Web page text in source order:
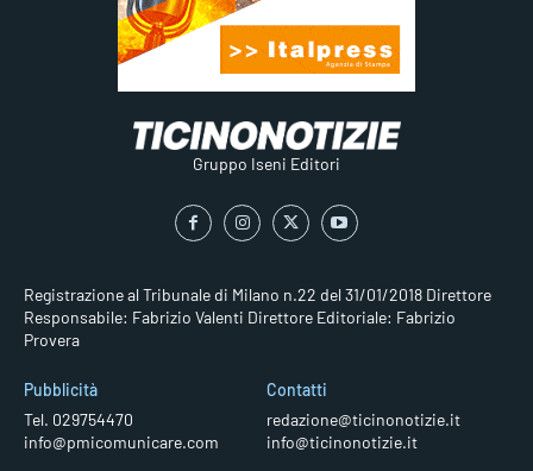
Gruppo Iseni Editori
Registrazione al Tribunale di Milano n.22 del 31/01/2018 Direttore
Responsabile: Fabrizio Valenti Direttore Editoriale: Fabrizio
Provera
Pubblicità
Tel. 029754470
info@pmicomunicare.com
Contatti
redazione@ticinonotizie.it
info@ticinonotizie.it